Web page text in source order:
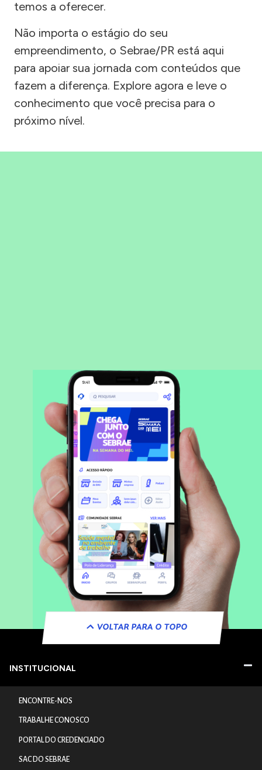
temos a oferecer.
Não importa o estágio do seu
empreendimento, o Sebrae/PR está aqui
para apoiar sua jornada com conteúdos que
fazem a diferença. Explore agora e leve o
conhecimento que você precisa para o
próximo nível.
VOLTAR PARA O TOPO
INSTITUCIONAL
ENCONTRE-NOS
TRABALHE CONOSCO
PORTAL DO CREDENCIADO
SAC DO SEBRAE